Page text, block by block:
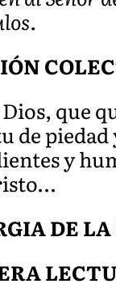
que
de
y
DE